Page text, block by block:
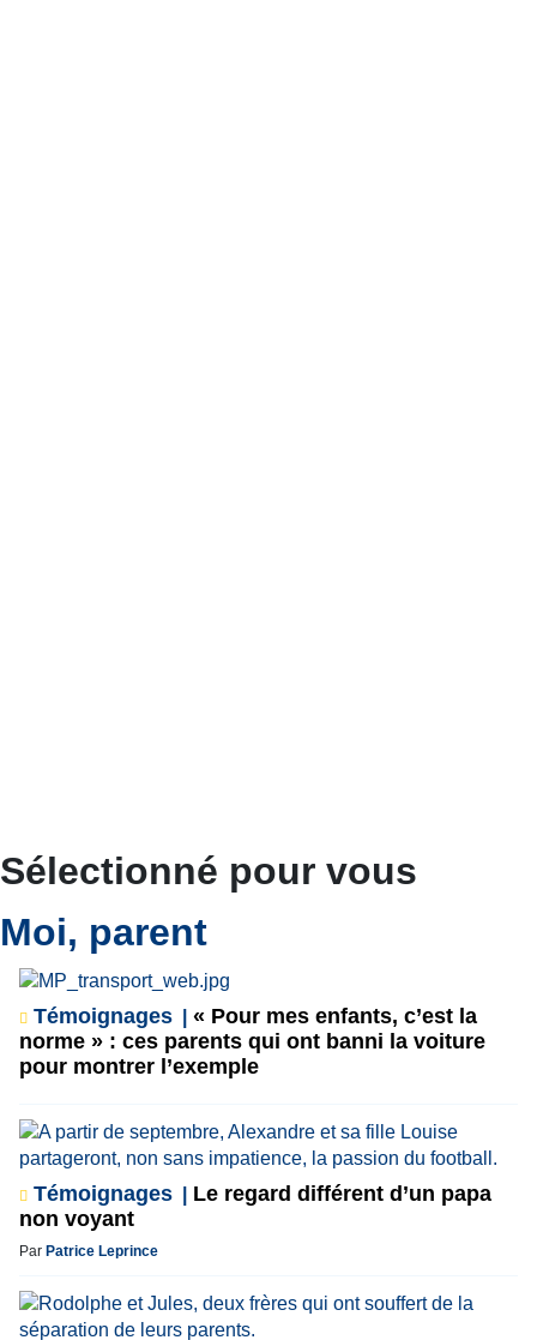
Sélectionné pour vous
Moi, parent
Témoignages
« Pour mes enfants, c’est la
norme » : ces parents qui ont banni la voiture
pour montrer l’exemple
Témoignages
Le regard différent d’un papa
non voyant
Par Patrice Leprince